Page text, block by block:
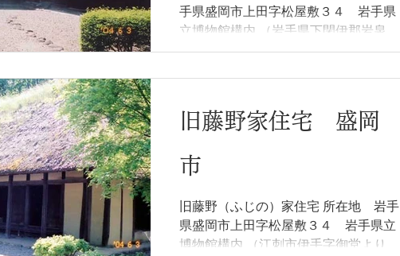
手県盛岡市上田字松屋敷３４ 岩手県
立博物館構内 （岩手県下閉伊郡岩泉町
大字岩泉字指畑より移築） 指定物件
煎（きもいり）の家 所有形態 岩手県
概要...
旧藤野家住宅 盛岡
市
旧藤野（ふじの）家住宅 所在地 岩手
県盛岡市上田字松屋敷３４ 岩手県立
博物館構内 （江刺市伊手字御堂より移